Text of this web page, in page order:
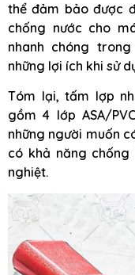
thể đảm bảo được
chống nước cho
nhanh chóng
những lợi ích khi sử
Tóm lại, tấm lợp
gồm 4 lớp ASA/
những người muốn
có khả năng
nghiệt.